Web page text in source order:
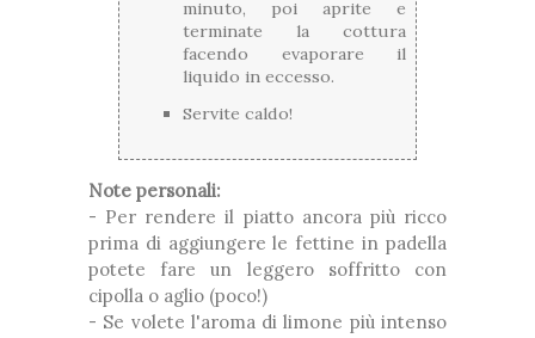
minuto, poi aprite e
terminate la cottura
facendo evaporare il
liquido in eccesso.
Servite caldo!
Note personali:
- Per rendere il piatto ancora più ricco
prima di aggiungere le fettine in padella
potete fare un leggero soffritto con
cipolla o aglio (poco!)
- Se volete l'aroma di limone più intenso